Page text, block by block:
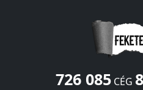
726 085CÉG